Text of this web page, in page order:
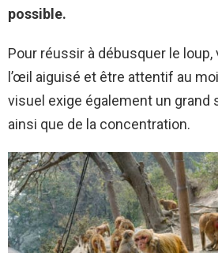
possible.
Pour réussir à débusquer le
l’œil aiguisé et être attentif au
visuel exige également un grand
ainsi que de la concentration.